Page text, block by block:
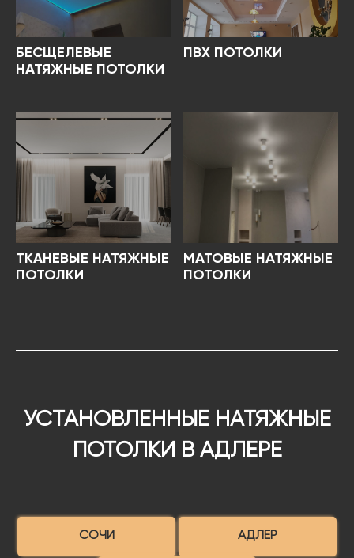
БЕСЩЕЛЕВЫЕ
НАТЯЖНЫЕ ПОТОЛКИ
ПВХ ПОТОЛКИ
ТКАНЕВЫЕ НАТЯЖНЫЕ
ПОТОЛКИ
МАТОВЫЕ НАТЯЖНЫЕ
ПОТОЛКИ
УСТАНОВЛЕННЫЕ НАТЯЖНЫЕ
ПОТОЛКИ В АДЛЕРЕ
СОЧИ АДЛЕР